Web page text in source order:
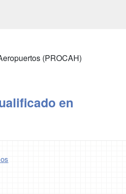
(PROCAH)
en